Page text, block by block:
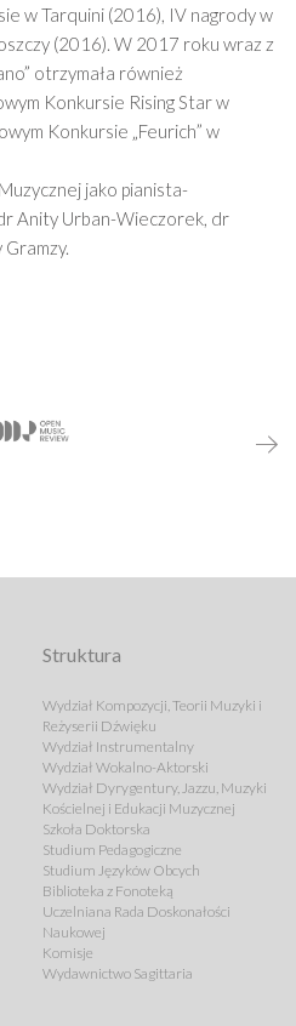
w Tarquini (2016), IV nagrody w
(2016). W 2017 roku wraz z
otrzymała również
Konkursie Rising Star w
Konkursie „Feurich” w
jako pianista-
Anity Urban-Wieczorek, dr
Struktura
Wydział Kompozycji, Teorii Muzyki i
Reżyserii Dźwięku
Wydział Instrumentalny
Wydział Wokalno-Aktorski
Wydział Dyrygentury, Jazzu, Muzyki
Kościelnej i Edukacji Muzycznej
Szkoła Doktorska
Studium Pedagogiczne
Studium Języków Obcych
Biblioteka z Fonoteką
Uczelniana Rada Doskonałości
Naukowej
Komisje
Wydawnictwo Sagittaria